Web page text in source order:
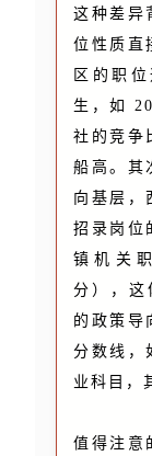
这种差异
位性质直
区的职
生，如
社的竞争
船高。其
向基层，
招录岗位
镇机关
分），这
的政策导
分数线，
业科目，
值得注意